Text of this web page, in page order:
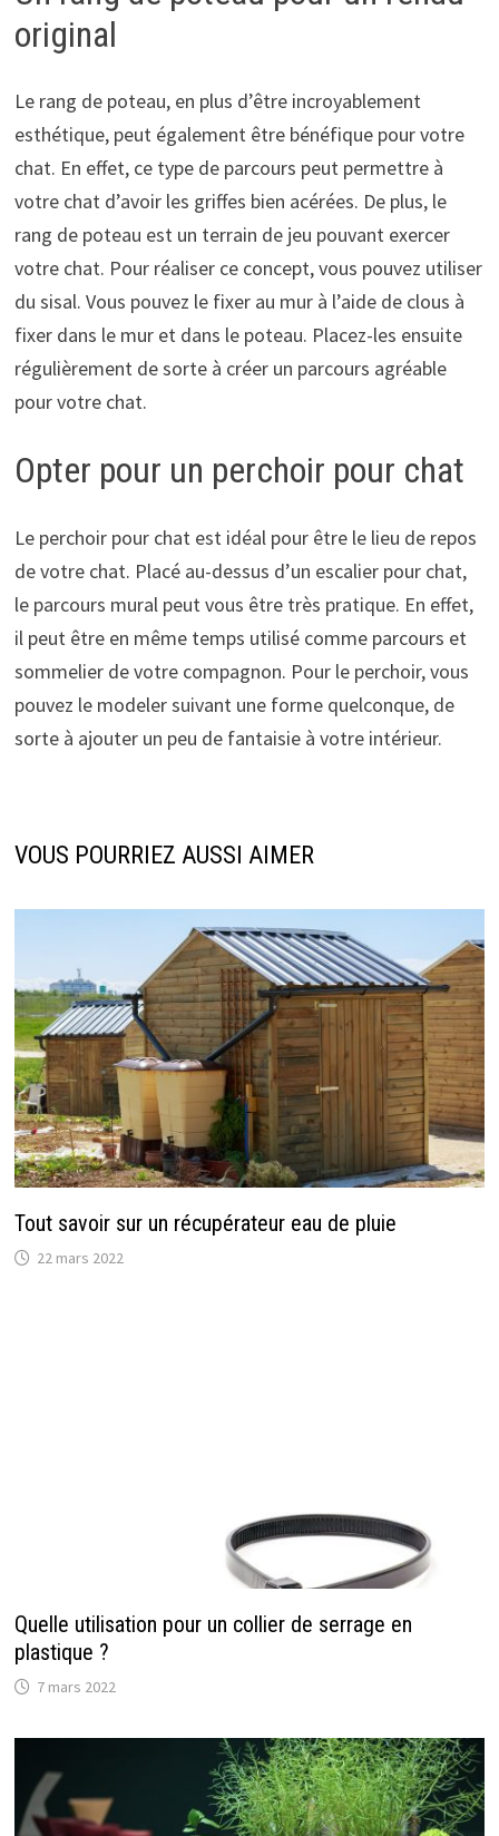
original
Le rang de poteau, en plus d’être incroyablement
esthétique, peut également être bénéfique pour votre
chat. En effet, ce type de parcours peut permettre à
votre chat d’avoir les griffes bien acérées. De plus, le
rang de poteau est un terrain de jeu pouvant exercer
votre chat. Pour réaliser ce concept, vous pouvez utiliser
du sisal. Vous pouvez le fixer au mur à l’aide de clous à
fixer dans le mur et dans le poteau. Placez-les ensuite
régulièrement de sorte à créer un parcours agréable
pour votre chat.
Opter pour un perchoir pour chat
Le perchoir pour chat est idéal pour être le lieu de repos
de votre chat. Placé au-dessus d’un escalier pour chat,
le parcours mural peut vous être très pratique. En effet,
il peut être en même temps utilisé comme parcours et
sommelier de votre compagnon. Pour le perchoir, vous
pouvez le modeler suivant une forme quelconque, de
sorte à ajouter un peu de fantaisie à votre intérieur.
VOUS POURRIEZ AUSSI AIMER
Tout savoir sur un récupérateur eau de pluie
22 mars 2022
Quelle utilisation pour un collier de serrage en
plastique ?
7 mars 2022